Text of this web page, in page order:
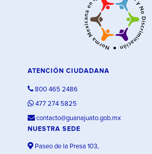
ATENCIÓN CIUDADANA
800 465 2486
477 274 5825
contacto@guanajuato.gob.mx
NUESTRA SEDE
Paseo de la Presa 103,